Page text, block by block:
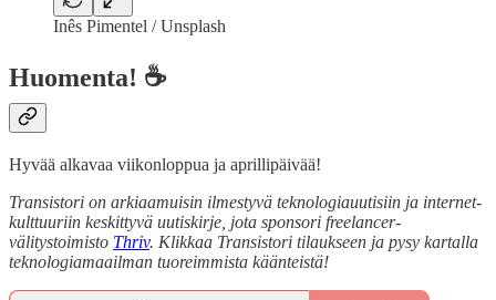
Inês Pimentel / Unsplash
Huomenta! ☕
Hyvää alkavaa viikonloppua ja aprillipäivää!
Transistori on arkiaamuisin ilmestyvä teknologiauutisiin ja internet-
kulttuuriin keskittyvä uutiskirje, jota sponsori freelancer-
välitystoimisto Thriv. Klikkaa Transistori tilaukseen ja pysy kartalla
teknologiamaailman tuoreimmista käänteistä!